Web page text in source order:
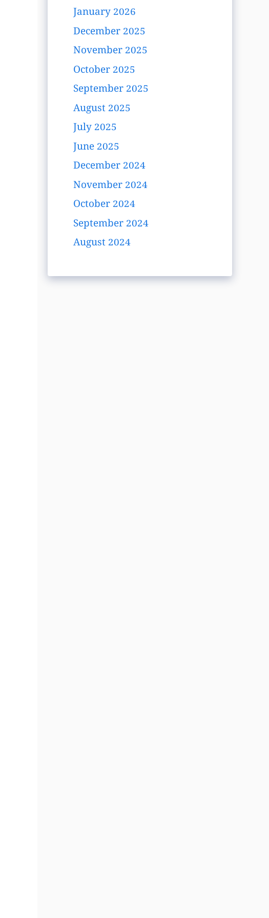
January 2026
December 2025
November 2025
October 2025
September 2025
August 2025
July 2025
June 2025
December 2024
November 2024
October 2024
September 2024
August 2024